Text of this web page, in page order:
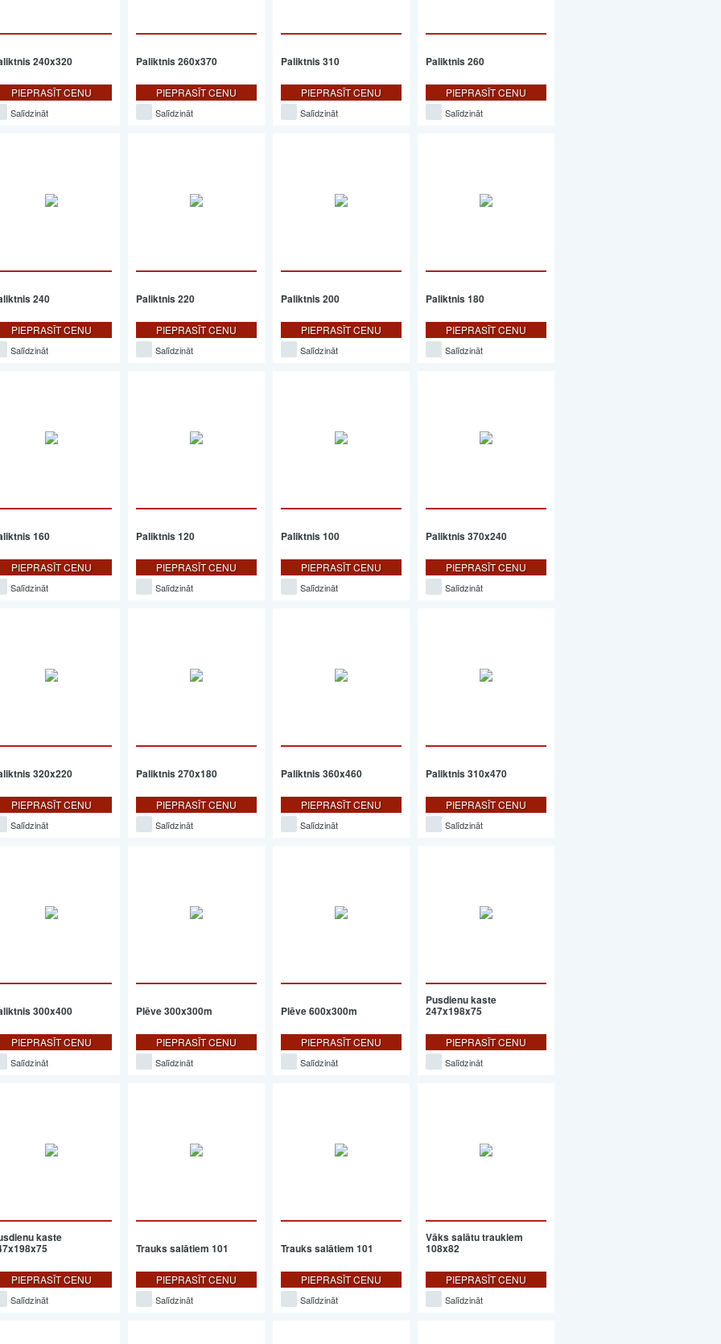
240x320
PIEPRASĪT CENU
Salīdzināt
Paliktnis 260x370
PIEPRASĪT CENU
Salīdzināt
Paliktnis 310
PIEPRASĪT CENU
Salīdzināt
Paliktnis 260
PIEPRASĪT CENU
Salīdzināt
240
PIEPRASĪT CENU
Salīdzināt
Paliktnis 220
PIEPRASĪT CENU
Salīdzināt
Paliktnis 200
PIEPRASĪT CENU
Salīdzināt
Paliktnis 180
PIEPRASĪT CENU
Salīdzināt
160
PIEPRASĪT CENU
Salīdzināt
Paliktnis 120
PIEPRASĪT CENU
Salīdzināt
Paliktnis 100
PIEPRASĪT CENU
Salīdzināt
Paliktnis 370x240
PIEPRASĪT CENU
Salīdzināt
320x220
PIEPRASĪT CENU
Salīdzināt
Paliktnis 270x180
PIEPRASĪT CENU
Salīdzināt
Paliktnis 360x460
PIEPRASĪT CENU
Salīdzināt
Paliktnis 310x470
PIEPRASĪT CENU
Salīdzināt
300x400
PIEPRASĪT CENU
Salīdzināt
Plēve 300x300m
PIEPRASĪT CENU
Salīdzināt
Plēve 600x300m
PIEPRASĪT CENU
Salīdzināt
Pusdienu kaste
247x198x75
PIEPRASĪT CENU
Salīdzināt
kaste
PIEPRASĪT CENU
Salīdzināt
Trauks salātiem 101
PIEPRASĪT CENU
Salīdzināt
Trauks salātiem 101
PIEPRASĪT CENU
Salīdzināt
Vāks salātu traukiem
108x82
PIEPRASĪT CENU
Salīdzināt